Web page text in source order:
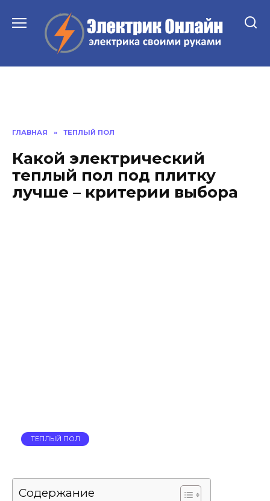
содержанию
ГЛАВНАЯ » ТЕПЛЫЙ ПОЛ
Какой электрический
теплый пол под плитку
лучше – критерии выбора
ТЕПЛЫЙ ПОЛ
Содержание